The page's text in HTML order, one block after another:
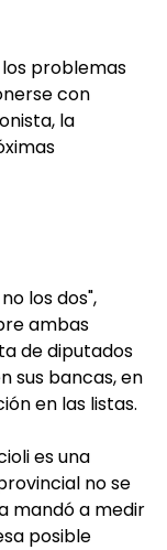
los problemas
con
la
los dos",
ambas
de diputados
sus bancas, en
en las listas.
es una
no se
mandó a medir
posible